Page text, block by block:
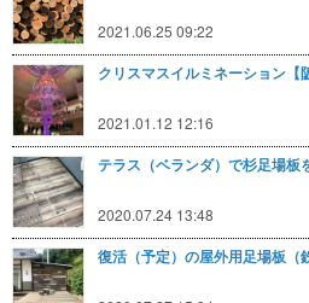
2021.06.25 09:22
クリスマスイルミネーション【
2021.01.12 12:16
テラス（ベランダ）で杉足場板
2020.07.24 13:48
復活（予定）の屋外用足場板（